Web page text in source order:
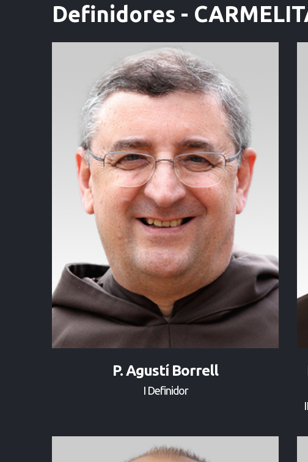
Definidores -
P. Agustí Borrell
I Definidor